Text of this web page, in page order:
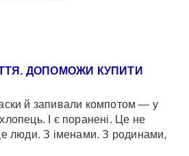
ДОПОМОЖИ КУПИТИ
й запивали компотом — у
І є поранені. Це не
люди. З іменами. З родинами,